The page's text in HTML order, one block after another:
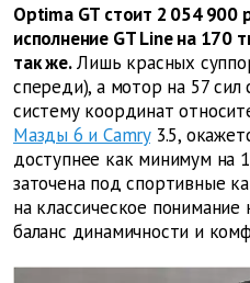
Optima GT стоит 2 054 900
исполнение GT Line на 170
так же.Лишь красных
спереди), а мотор на 57 сил
систему координат
Мазды 6 и Camry3.5,
доступнее как минимум на
заточена под спортивные
на классическое
баланс динамичности и